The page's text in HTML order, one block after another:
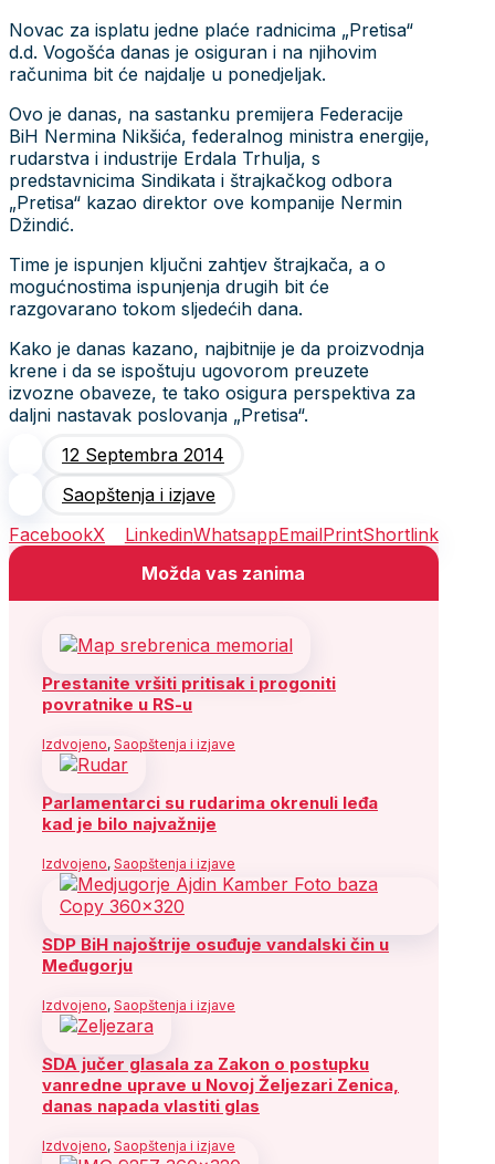
Novac za isplatu jedne plaće radnicima „Pretisa“
d.d. Vogošća danas je osiguran i na njihovim
računima bit će najdalje u ponedjeljak.
Ovo je danas, na sastanku premijera Federacije
BiH Nermina Nikšića, federalnog ministra energije,
rudarstva i industrije Erdala Trhulja, s
predstavnicima Sindikata i štrajkačkog odbora
„Pretisa“ kazao direktor ove kompanije Nermin
Džindić.
Time je ispunjen ključni zahtjev štrajkača, a o
mogućnostima ispunjenja drugih bit će
razgovarano tokom sljedećih dana.
Kako je danas kazano, najbitnije je da proizvodnja
krene i da se ispoštuju ugovorom preuzete
izvozne obaveze, te tako osigura perspektiva za
daljni nastavak poslovanja „Pretisa“.
12 Septembra 2014
Saopštenja i izjave
FacebookX LinkedinWhatsappEmailPrintShortlink
Možda vas zanima
Prestanite vršiti pritisak i progoniti
povratnike u RS-u
Izdvojeno, Saopštenja i izjave
Parlamentarci su rudarima okrenuli leđa
kad je bilo najvažnije
Izdvojeno, Saopštenja i izjave
SDP BiH najoštrije osuđuje vandalski čin u
Međugorju
Izdvojeno, Saopštenja i izjave
SDA jučer glasala za Zakon o postupku
vanredne uprave u Novoj Željezari Zenica,
danas napada vlastiti glas
Izdvojeno, Saopštenja i izjave